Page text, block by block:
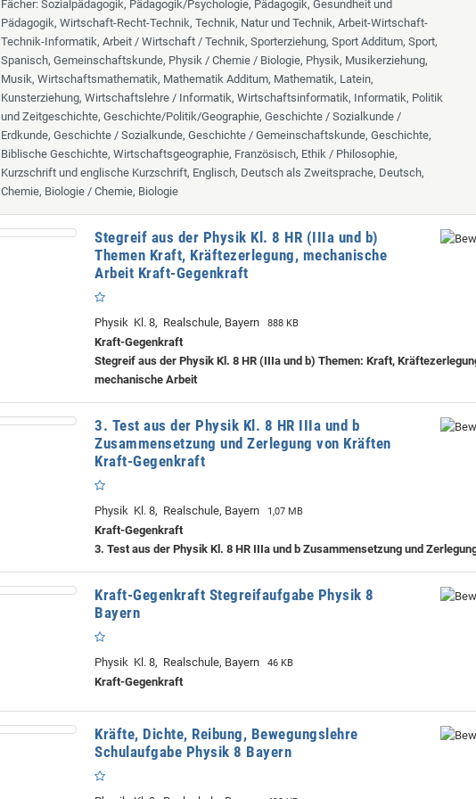
Fächer: Sozialpädagogik, Pädagogik/Psychologie, Pädagogik, Gesundheit und
Pädagogik, Wirtschaft-Recht-Technik, Technik, Natur und Technik, Arbeit-Wirtschaft-
Technik-Informatik, Arbeit / Wirtschaft / Technik, Sporterziehung, Sport Additum, Sport,
Spanisch, Gemeinschaftskunde, Physik / Chemie / Biologie, Physik, Musikerziehung,
Musik, Wirtschaftsmathematik, Mathematik Additum, Mathematik, Latein,
Kunsterziehung, Wirtschaftslehre / Informatik, Wirtschaftsinformatik, Informatik, Politik
und Zeitgeschichte, Geschichte/Politik/Geographie, Geschichte / Sozialkunde /
Erdkunde, Geschichte / Sozialkunde, Geschichte / Gemeinschaftskunde, Geschichte,
Biblische Geschichte, Wirtschaftsgeographie, Französisch, Ethik / Philosophie,
Kurzschrift und englische Kurzschrift, Englisch, Deutsch als Zweitsprache, Deutsch,
Chemie, Biologie / Chemie, Biologie
Stegreif aus der Physik Kl. 8 HR (IIIa und b)
Themen Kraft, Kräftezerlegung, mechanische
Arbeit Kraft-Gegenkraft
Physik Kl. 8, Realschule, Bayern 888 KB
Kraft-Gegenkraft
Stegreif aus der Physik Kl. 8 HR (IIIa und b) Themen: Kraft,
mechanische Arbeit
3. Test aus der Physik Kl. 8 HR IIIa und b
Zusammensetzung und Zerlegung von Kräften
Kraft-Gegenkraft
Physik Kl. 8, Realschule, Bayern 1,07 MB
Kraft-Gegenkraft
3. Test aus der Physik Kl. 8 HR IIIa und b Zusammensetzung und
Kraft-Gegenkraft Stegreifaufgabe Physik 8
Bayern
Physik Kl. 8, Realschule, Bayern 46 KB
Kraft-Gegenkraft
Kräfte, Dichte, Reibung, Bewegungslehre
Schulaufgabe Physik 8 Bayern